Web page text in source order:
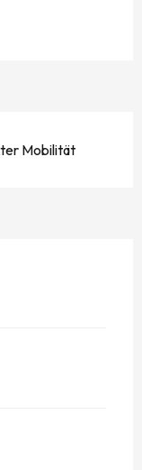
Mobilität